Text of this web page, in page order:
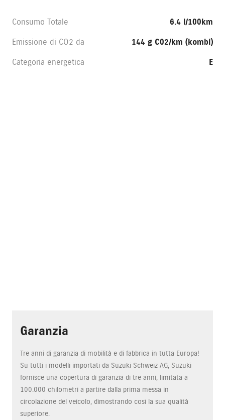
Consumo Totale
6.4 l/100km
Emissione di CO2 da
144 g C02/km (kombi)
Categoria energetica
E
Garanzia
Tre anni di garanzia di mobilità e di fabbrica in tutta Europa!
Su tutti i modelli importati da Suzuki Schweiz AG, Suzuki
fornisce una copertura di garanzia di tre anni, limitata a
100.000 chilometri a partire dalla prima messa in
circolazione del veicolo, dimostrando così la sua qualità
superiore.